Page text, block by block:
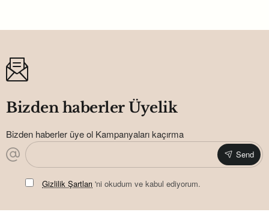
Bizden haberler Üyelik
Bizden haberler üye ol Kampanyaları kaçırma
Send
Gizlilik Şartları 'ni okudum ve kabul ediyorum.